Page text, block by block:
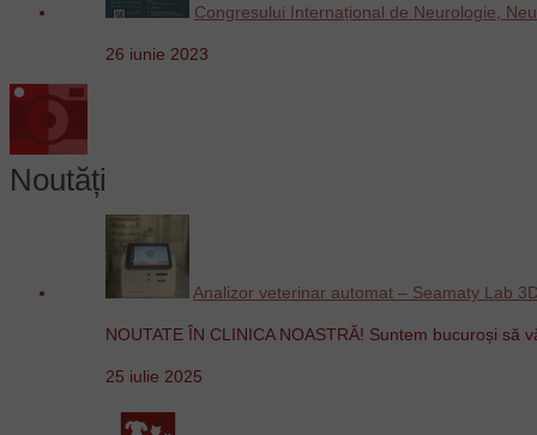
Congresului Internațional de Neurologie,
26 iunie 2023
Noutăți
Analizor veterinar automat – Seamaty Lab
NOUTATE ÎN CLINICA NOASTRĂ! Suntem bucuroși să
25 iulie 2025